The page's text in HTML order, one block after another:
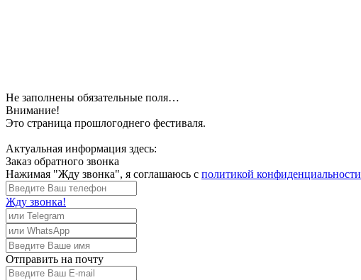
Не заполнены обязательные поля…
Внимание!
Это страница прошлогоднего фестиваля.
Актуальная информация здесь:
Заказ обратного звонка
Нажимая "Жду звонка", я соглашаюсь с политикой конфиденциальности
Жду звонка!
Отправить на почту